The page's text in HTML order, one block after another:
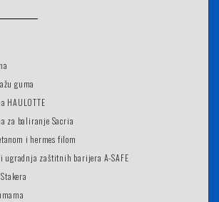
guma
HAULOTTE
za baliranje Sacria
i hermes filom
ugradnja zaštitnih barijera A-SAFE